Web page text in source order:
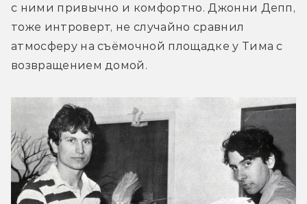
с ними привычно и комфортно. Джонни Депп,
тоже интроверт, не случайно сравнил
атмосферу на съёмочной площадке у Тима с
возвращением домой.